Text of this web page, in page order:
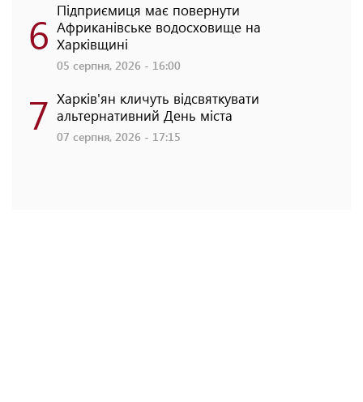
6 Підприємиця має повернути
Африканівське водосховище на
Харківщині
05 серпня, 2026 - 16:00
7 Харків'ян кличуть відсвяткувати
альтернативний День міста
07 серпня, 2026 - 17:15